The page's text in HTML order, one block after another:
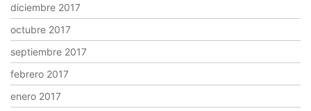
diciembre 2017
octubre 2017
septiembre 2017
febrero 2017
enero 2017